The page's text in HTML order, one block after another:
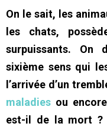
On le sait, les
les chats,
surpuissants. On
sixième sens qui
l’arrivée d’un
maladies ou
est-il de la mort ?